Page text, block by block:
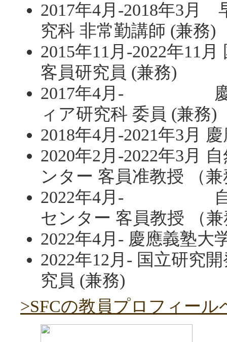
2017年4月-2018年3月
究科 非常勤講師 (兼務)
2015年11月-2022年11
客員研究員 (兼務)
2017年4月- 慶應
ィア研究科 委員 (兼務)
2018年4月-2021年3月
2020年2月-2022年3月
ンター 客員准教授 （
2022年4月- 自然
センター 客員教授 （
2022年4月- 慶應義塾大
2022年12月- 国立研究
究員 (兼務)
>SFCの教員プロフィー